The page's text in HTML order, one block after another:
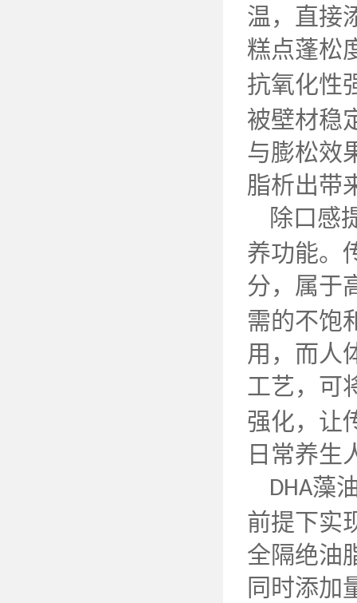
温，直接
糕点蓬松
抗氧化性
被壁材稳
与膨松效
脂析出带
除口感
养功能。
分，属于
需的不饱
用，而人
工艺，可
强化，让
日常养生
DHA藻
前提下实
全隔绝油
同时添加